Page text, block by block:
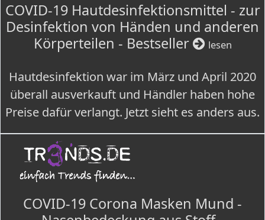
COVID-19 Hautdesinfektionsmittel - zur
Desinfektion von Händen und anderen
Körperteilen - Bestseller
lesen
Hautdesinfektion war im März und April 2020
überall ausverkauft und Händler haben hohe
Preise dafür verlangt. Jetzt sieht es anders aus.
COVID-19 Corona Masken Mund -